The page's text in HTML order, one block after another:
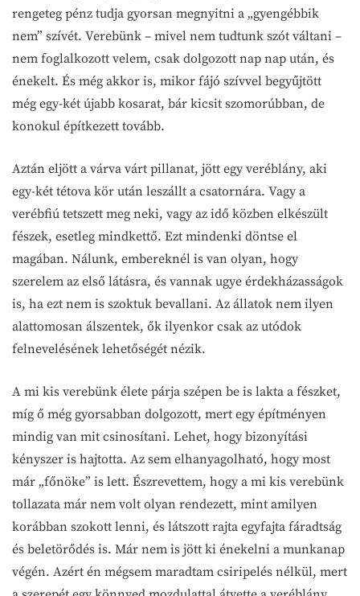
rengeteg pénz tudja gyorsan megnyitni a „gyengébbik
nem” szívét. Verebünk – mivel nem tudtunk szót váltani –
nem foglalkozott velem, csak dolgozott nap nap után, és
énekelt. És még akkor is, mikor fájó szívvel begyűjtött
még egy-két újabb kosarat, bár kicsit szomorúbban, de
konokul építkezett tovább.
Aztán eljött a várva várt pillanat, jött egy veréblány, aki
egy-két tétova kör után leszállt a csatornára. Vagy a
verébfiú tetszett meg neki, vagy az idő közben elkészült
fészek, esetleg mindkettő. Ezt mindenki döntse el
magában. Nálunk, embereknél is van olyan, hogy
szerelem az első látásra, és vannak ugye érdekházasságok
is, ha ezt nem is szoktuk bevallani. Az állatok nem ilyen
alattomosan álszentek, ők ilyenkor csak az utódok
felnevelésének lehetőségét nézik.
A mi kis verebünk élete párja szépen be is lakta a fészket,
míg ő még gyorsabban dolgozott, mert egy építményen
mindig van mit csinosítani. Lehet, hogy bizonyítási
kényszer is hajtotta. Az sem elhanyagolható, hogy most
már „főnöke” is lett. Észrevettem, hogy a mi kis verebünk
tollazata már nem volt olyan rendezett, mint amilyen
korábban szokott lenni, és látszott rajta egyfajta fáradtság
és beletörődés is. Már nem is jött ki énekelni a munkanap
végén. Azért én mégsem maradtam csiripelés nélkül, mert